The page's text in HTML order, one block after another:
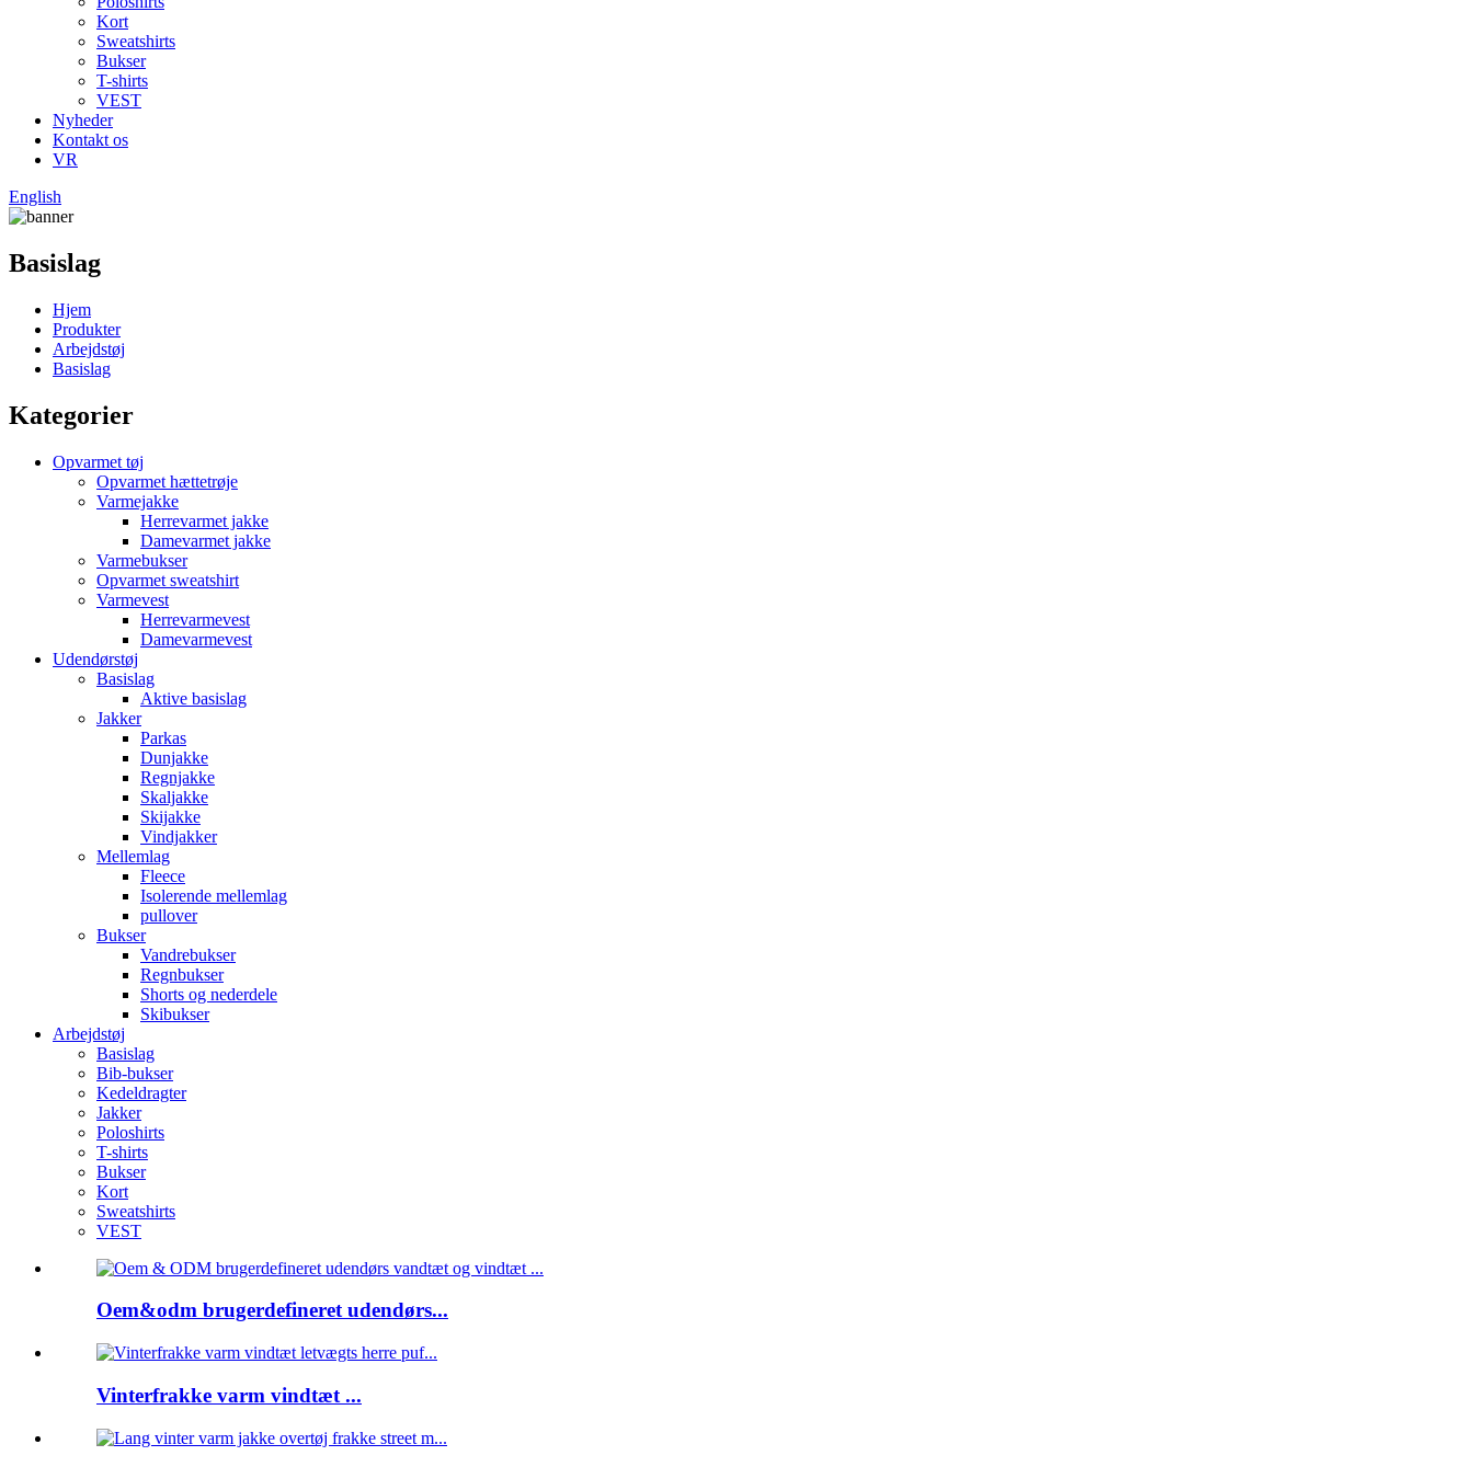
Kort
Sweatshirts
Bukser
T-shirts
VEST
Nyheder
Kontakt os
VR
English
Basislag
Hjem
Produkter
Arbejdstøj
Basislag
Kategorier
Opvarmet tøj
Opvarmet hættetrøje
Varmejakke
Herrevarmet jakke
Damevarmet jakke
Varmebukser
Opvarmet sweatshirt
Varmevest
Herrevarmevest
Damevarmevest
Udendørstøj
Basislag
Aktive basislag
Jakker
Parkas
Dunjakke
Regnjakke
Skaljakke
Skijakke
Vindjakker
Mellemlag
Fleece
Isolerende mellemlag
pullover
Bukser
Vandrebukser
Regnbukser
Shorts og nederdele
Skibukser
Arbejdstøj
Basislag
Bib-bukser
Kedeldragter
Jakker
Poloshirts
T-shirts
Bukser
Kort
Sweatshirts
VEST
Oem&odm brugerdefineret udendørs...
Vinterfrakke varm vindtæt ...